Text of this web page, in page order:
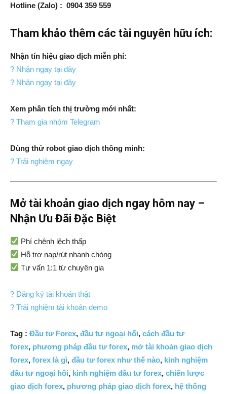
Hotline (Zalo) : 0904 359 559
Tham khảo thêm các tài nguyên hữu ích:
Nhận tín hiệu giao dịch miễn phí:
? Nhận ngay tại đây
? Nhận ngay tại đây
Xem phân tích thị trường mới nhất:
? Tham gia nhóm Telegram
Dùng thử robot giao dịch thông minh:
? Trải nghiệm ngay
Mở tài khoản giao dịch ngay hôm nay –
Nhận Ưu Đãi Đặc Biệt
Phí chênh lệch thấp
Hỗ trợ nạp/rút nhanh chóng
Tư vấn 1:1 từ chuyên gia
? Đăng ký tài khoản thật
? Trải nghiệm tài khoản demo
Tag : Đầu tư Forex, đầu tư ngoại hối, cách đầu tư
forex, phương pháp đầu tư forex, mở tài khoản giao dịch
forex, forex là gì, đầu tư forex như thế nào, kinh nghiệm
đầu tư ngoại hối, kinh nghiệm đầu tư forex, chiến lược
giao dịch forex, phương pháp giao dịch forex, hệ thống